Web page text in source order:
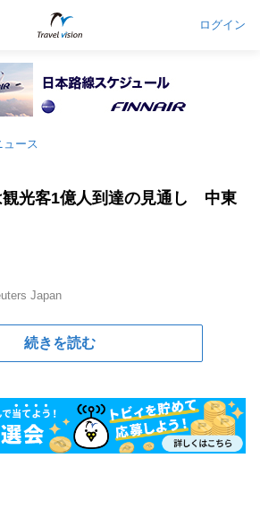
ログイン
ュース
観光客1億人到達の見通し 中東
Japan
続きを読む